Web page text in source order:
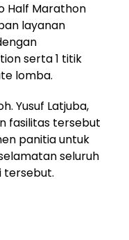
Half Marathon
layanan
serta 1 titik
lomba.
Yusuf Latjuba,
fasilitas tersebut
panitia untuk
seluruh
tersebut.